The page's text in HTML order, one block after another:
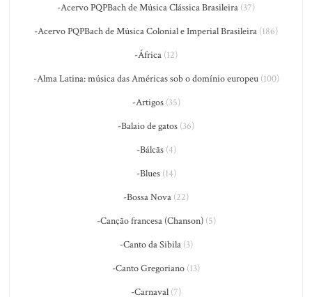
-Acervo PQPBach de Música Clássica Brasileira (37)
-Acervo PQPBach de Música Colonial e Imperial Brasileira (186)
-África (12)
-Alma Latina: música das Américas sob o domínio europeu(100)
-Artigos(35)
-Balaio de gatos (36)
-Bálcãs(4)
-Blues(14)
-Bossa Nova (22)
-Canção francesa (Chanson)(5)
-Canto da Sibila(3)
-Canto Gregoriano (13)
-Carnaval (7)